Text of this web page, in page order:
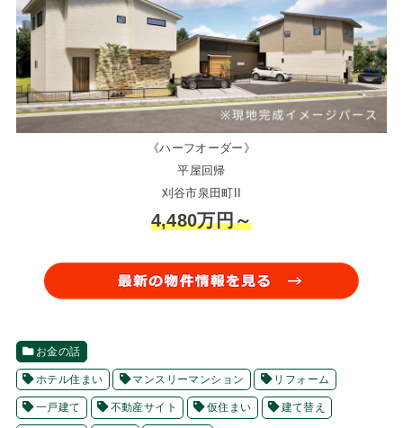
《ハーフオーダー》
平屋回帰
刈谷市泉田町II
4,480万円～
お金の話
ホテル住まい マンスリーマンション リフォーム
一戸建て 不動産サイト 仮住まい 建て替え